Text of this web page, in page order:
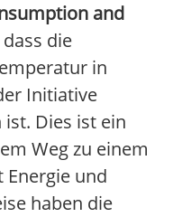
and
die
in
Initiative
ist. Dies ist ein
Weg zu einem
und
haben die